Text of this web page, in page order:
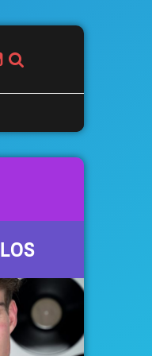
LOS